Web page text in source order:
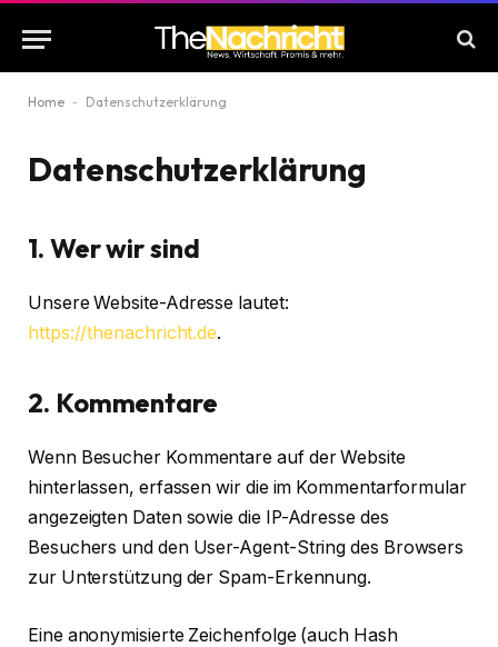
Home - Datenschutzerklärung
Datenschutzerklärung
1. Wer wir sind
Unsere Website-Adresse lautet:
https://thenachricht.de.
2. Kommentare
Wenn Besucher Kommentare auf der Website
hinterlassen, erfassen wir die im Kommentarformular
angezeigten Daten sowie die IP-Adresse des
Besuchers und den User-Agent-String des Browsers
zur Unterstützung der Spam-Erkennung.
Eine anonymisierte Zeichenfolge (auch Hash